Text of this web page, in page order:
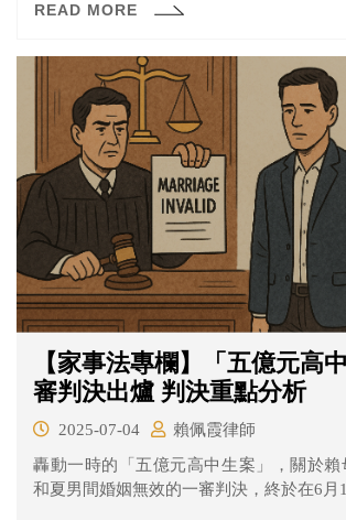
管理員反映；經調閱監視器後才發現吳男
判處7月徒刑。
READ MORE
【家事法專欄】「五億元高
審判決出爐 判決重點分析
2025-07-04
賴佩霞律師
轟動一時的「五億元高中生案」，關於
和夏男間婚姻無效的一審判決，終於在6月